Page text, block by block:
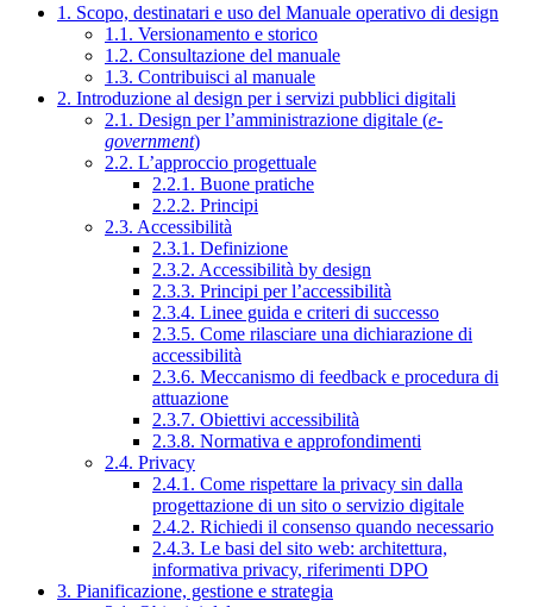
1. Scopo, destinatari e uso del Manuale operativo di design
1.1. Versionamento e storico
1.2. Consultazione del manuale
1.3. Contribuisci al manuale
2. Introduzione al design per i servizi pubblici digitali
2.1. Design per l’amministrazione digitale (e-
government)
2.2. L’approccio progettuale
2.2.1. Buone pratiche
2.2.2. Principi
2.3. Accessibilità
2.3.1. Definizione
2.3.2. Accessibilità by design
2.3.3. Principi per l’accessibilità
2.3.4. Linee guida e criteri di successo
2.3.5. Come rilasciare una dichiarazione di
accessibilità
2.3.6. Meccanismo di feedback e procedura di
attuazione
2.3.7. Obiettivi accessibilità
2.3.8. Normativa e approfondimenti
2.4. Privacy
2.4.1. Come rispettare la privacy sin dalla
progettazione di un sito o servizio digitale
2.4.2. Richiedi il consenso quando necessario
2.4.3. Le basi del sito web: architettura,
informativa privacy, riferimenti DPO
3. Pianificazione, gestione e strategia